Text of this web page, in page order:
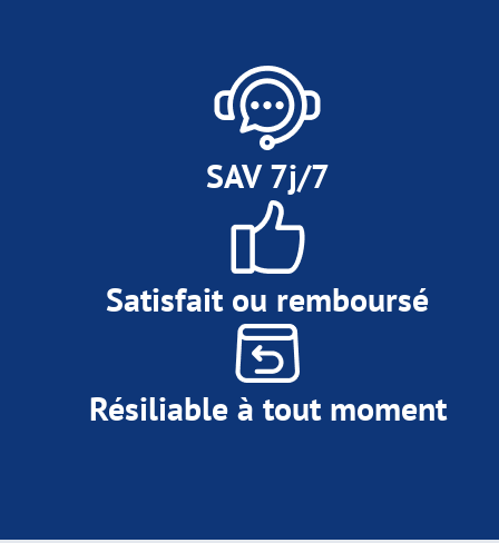
SAV 7j/7
Satisfait ou remboursé
Résiliable à tout moment